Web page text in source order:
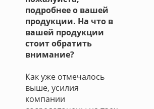
подробнее о вашей
продукции. На что в
вашей продукции
стоит обратить
внимание?
Как уже отмечалось
выше, усилия
компании